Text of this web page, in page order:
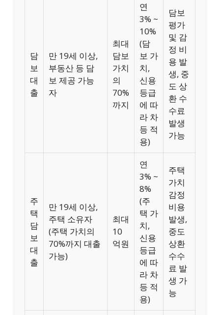
담
보
대
출
만 19세 이상,
부동산 등 담
보 제공 가능
자
최대
담보
가치
의
70%
까지
연
3% ~
10%
(담
보 가
치,
신용
등급
에 따
라 차
등 적
용)
담보
평가
및 감
정 비
용 발
생, 중
도 상
환 수
수료
발생
가능
주
택
담
보
대
출
만 19세 이상,
주택 소유자
(주택 가치의
70%까지 대출
가능)
최대
10
억원
연
3% ~
8%
(주
택 가
치,
신용
등급
에 따
라 차
등 적
용)
주택
가치
감정
비용
발생,
중도
상환
수수
료 발
생 가
능